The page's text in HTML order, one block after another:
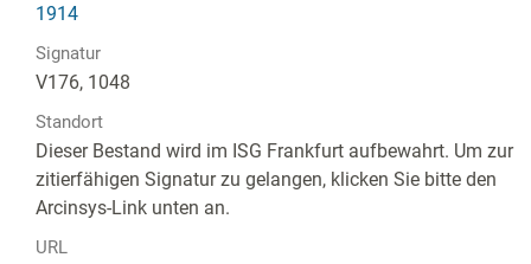
1914
Signatur
V176, 1048
Standort
Dieser Bestand wird im ISG Frankfurt aufbewahrt. Um zur
zitierfähigen Signatur zu gelangen, klicken Sie bitte den
Arcinsys-Link unten an.
URL